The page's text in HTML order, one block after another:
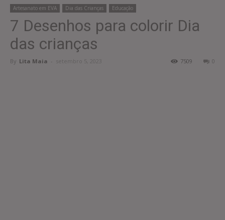
Artesanato em EVA Dia das Crianças Educação
7 Desenhos para colorir Dia
das crianças
By Lita Maia - setembro 5, 2023 0
7509